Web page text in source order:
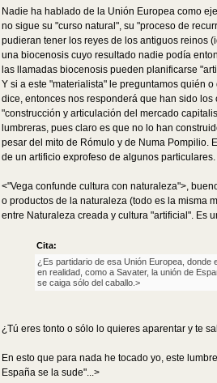
Nadie ha hablado de la Unión Europea como
no sigue su "curso natural", su "proceso de
pudieran tener los reyes de los antiguos reinos
una biocenosis cuyo resultado nadie podía
las llamadas biocenosis pueden planificarse
Y si a este "materialista" le preguntamos quién
dice, entonces nos responderá que han sido
"construcción y articulación del mercado
lumbreras, pues claro es que no lo han
pesar del mito de Rómulo y de Numa Pompilio.
de un artificio exprofeso de algunos particulares.
<"Vega confunde cultura con naturaleza">,
o productos de la naturaleza (todo es la misma
entre Naturaleza creada y cultura "artificial". Es
Cita:
¿Es partidario de esa Unión Europea,
en realidad, como a Savater, la unión de
se caiga sólo del caballo.>
¿Tú eres tonto o sólo lo quieres aparentar y te
En esto que para nada he tocado yo, este
España se la sude"...>